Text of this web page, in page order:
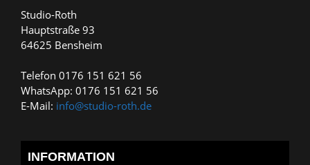
Studio-Roth
Hauptstraße 93
64625 Bensheim
Telefon 0176 151 621 56
WhatsApp: 0176 151 621 56
E-Mail: info@studio-roth.de
INFORMATION